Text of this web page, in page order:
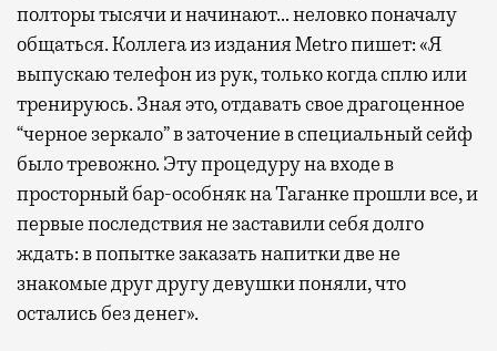
полторы тысячи и начинают… неловко поначалу
общаться. Коллега из издания Metro пишет: «Я
выпускаю телефон из рук, только когда сплю или
тренируюсь. Зная это, отдавать свое драгоценное
“черное зеркало” в заточение в специальный сейф
было тревожно. Эту процедуру на входе в
просторный бар-особняк на Таганке прошли все, и
первые последствия не заставили себя долго
ждать: в попытке заказать напитки две не
знакомые друг другу девушки поняли, что
остались без денег».